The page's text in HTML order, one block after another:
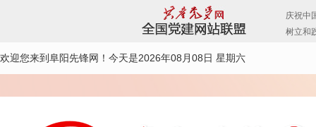
欢迎您来到阜阳先锋网！ 今天是2026年08月08日 星期六